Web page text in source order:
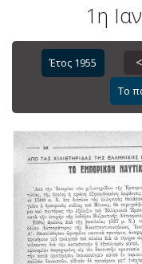
1η
Έτος 1955
Το